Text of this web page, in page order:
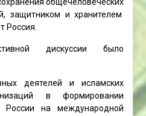
защитником и хранителем
Россия.
дискуссии было
деятелей и исламских
в формировании
России на международной